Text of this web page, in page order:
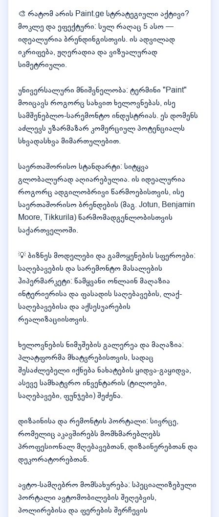
🎨 რატომ არის Paint.ge სტრატეგიული აქტივი?
მოკლე და ეფექტური: სულ რაღაც 5 ასო —
იდეალურია ბრენდინგისთვის. ის ადვილად
იკრიფება, ჟღერადია და ვიზუალურად
სიმეტრიული.
უნივერსალური მნიშვნელობა: ტერმინი "Paint"
მოიცავს როგორც სახვით ხელოვნებას, ისე
სამშენებლო-სარემონტო ინდუსტრიას. ეს დომენს
აძლევს უზარმაზარ კომერციულ პოტენციალს
სხვადასხვა მიმართულებით.
საერთაშორისო სტანდარტი: სიტყვა
გლობალურად აღიარებულია. ის იდეალურია
როგორც ადგილობრივი წარმოებისთვის, ისე
საერთაშორისო ბრენდების (მაგ. Jotun, Benjamin
Moore, Tikkurila) წარმომადგენლობისთვის
საქართველოში.
💡 ბიზნეს მოდელები და გამოყენების სფეროები:
საღებავების და სარემონტო მასალების
ჰიპერმარკეტი: წამყვანი ონლაინ მაღაზია
ინტერიერისა და ფასადის საღებავების, ლაქ-
საღებავებისა და აქსესუარების
რეალიზაციისთვის.
ხელოვნების ნიმუშების გალერეა და მაღაზია:
პლატფორმა მხატვრებისთვის, სადაც
შესაძლებელი იქნება ნახატების ყიდვა-გაყიდვა,
ასევე სამხატვრო ინვენტარის (ტილოები,
საღებავები, ფუნჯები) შეძენა.
დიზაინისა და რემონტის პორტალი: სივრცე,
რომელიც აკავშირებს მომხმარებლებს
პროფესიონალ მღებავებთან, დიზაინერებთან და
დეკორატორებთან.
ავტო-სამღებრო მომსახურება: სპეციალიზებული
პორტალი ავტომობილების შეღებვის,
პოლირებისა და ფერების შერჩევის